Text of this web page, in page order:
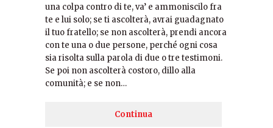
una colpa contro di te, va’ e ammoniscilo fra
te e lui solo; se ti ascolterà, avrai guadagnato
il tuo fratello; se non ascolterà, prendi ancora
con te una o due persone, perché ogni cosa
sia risolta sulla parola di due o tre testimoni.
Se poi non ascolterà costoro, dillo alla
comunità; e se non…
Continua